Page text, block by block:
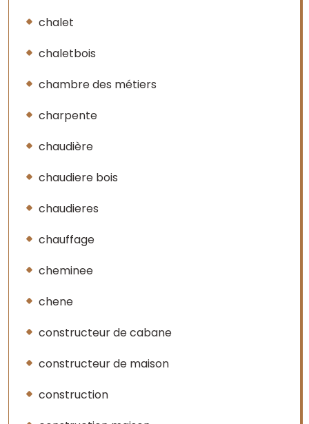
chalet
chaletbois
chambre des métiers
charpente
chaudière
chaudiere bois
chaudieres
chauffage
cheminee
chene
constructeur de cabane
constructeur de maison
construction